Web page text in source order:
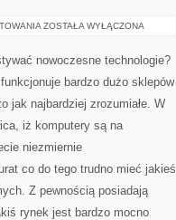
W
ZNACZNIE
FUNKCJONOWANIE
FIRMY?
ZOSTAŁA WYŁĄCZONA
nowoczesne technologie?
bardzo dużo sklepów
jak najbardziej zrozumiałe. W
iż komputery są na
niezmiernie
co do tego trudno mieć jakieś
Z pewnością posiadają
rynek jest bardzo mocno